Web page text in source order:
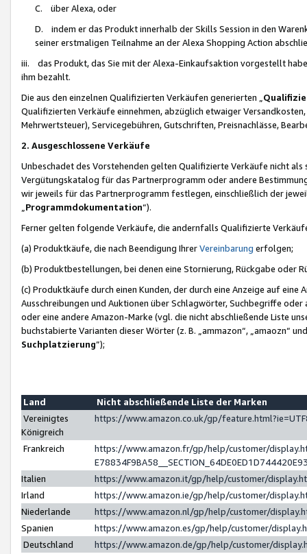
C. über Alexa, oder
D. indem er das Produkt innerhalb der Skills Session in den
seiner erstmaligen Teilnahme an der Alexa Shopping Action
iii. das Produkt, das Sie mit der Alexa-Einkaufsaktion vorgestellt
ihm bezahlt.
Die aus den einzelnen Qualifizierten Verkäufen generierten „
Qualifizierten Verkäufe einnehmen, abzüglich etwaiger
Mehrwertsteuer), Servicegebühren, Gutschriften, Preisnachlässe,
2. Ausgeschlossene Verkäufe
Unbeschadet des Vorstehenden gelten Qualifizierte Verkäufe nicht
Vergütungskatalog für das Partnerprogramm oder andere
wir jeweils für das Partnerprogramm festlegen, einschließlich der
Programmdokumentation“).
Ferner gelten folgende Verkäufe, die andernfalls Qualifizierte
(a) Produktkäufe, die nach Beendigung IhrerVereinbarung erfolgen;
(b) Produktbestellungen, bei denen eine Stornierung, Rückgabe oder
(c) Produktkäufe durch einen Kunden, der durch eine Anzeige auf
Ausschreibungen und Auktionen über Schlagwörter, Suchbegriffe
oder eine andere Amazon-Marke (vgl. die nicht abschließende Liste
buchstabierte Varianten dieser Wörter (z. B. „ammazon“, „amaozn“
Suchplatzierung”);
Land
Nicht abschließende Liste der Marken
Vereinigtes
Königreich
https://www.amazon.co.uk/gp/
Frankreich
https://www.amazon.fr/gp/help/customer/
Italien
https://www.amazon.it/gp/help/customer/
Irland
https://www.amazon.ie/gp/help/customer/
Niederlande
https://www.amazon.nl/gp/help/customer/
Spanien
https://www.amazon.es/gp/help/customer/
Deutschland
https://www.amazon.de/gp/help/customer/